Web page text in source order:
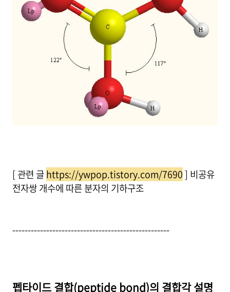
[ 관련 글https://ywpop.tistory.com/7690] 비공유
전자쌍 개수에 따른 분자의 기하구조
---------------------------------------------------
펩타이드 결합(peptide bond)의 결합각 설명